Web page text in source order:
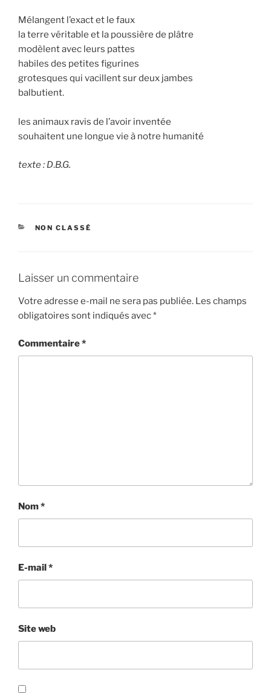
Mélangent l’exact et le faux
la terre véritable et la poussière de plâtre
modèlent avec leurs pattes
habiles des petites figurines
grotesques qui vacillent sur deux jambes
balbutient.
les animaux ravis de l’avoir inventée
souhaitent une longue vie à notre humanité
texte : D.B.G.
CATÉGORIES
NON CLASSÉ
Laisser un commentaire
Votre adresse e-mail ne sera pas publiée. Les champs
obligatoires sont indiqués avec*
Commentaire*
Nom*
E-mail*
Site web